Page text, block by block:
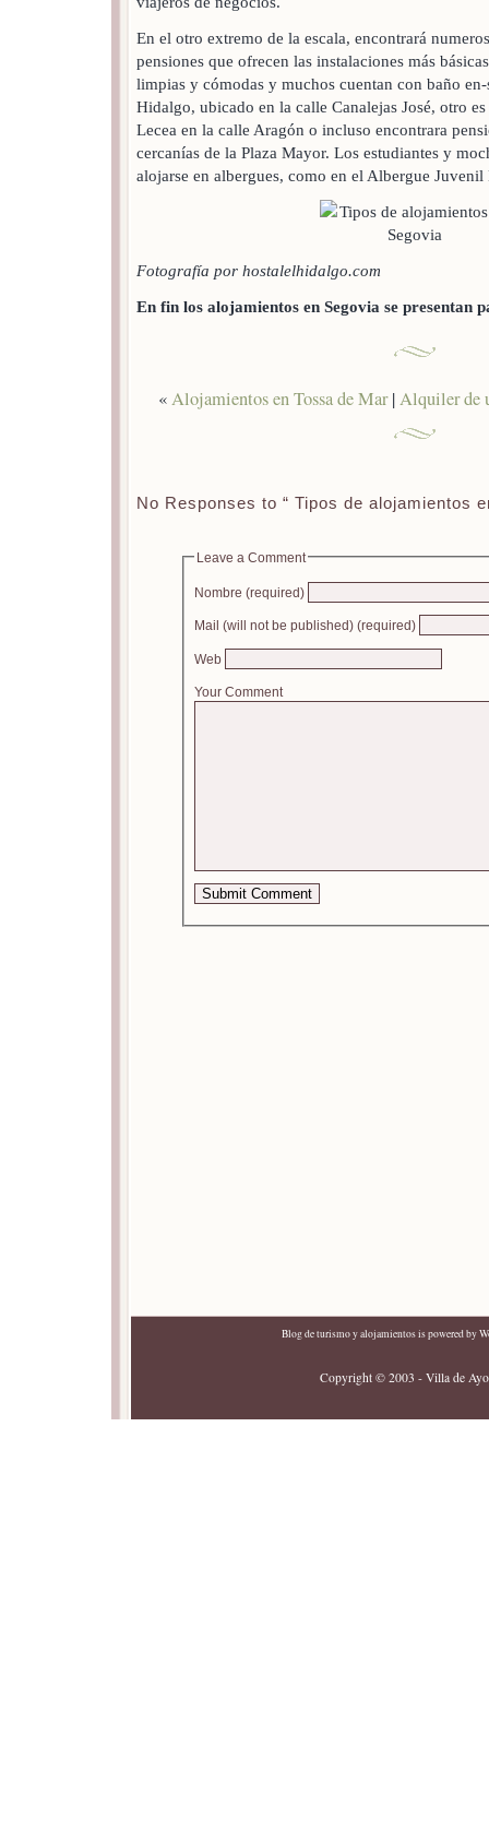
En el otro extremo de la escala, encontrará
pensiones que ofrecen las instalaciones más
limpias y cómodas y muchos cuentan con baño
Hidalgo, ubicado en la calle Canalejas José, otro
Lecea en la calle Aragón o incluso encontrara
cercanías de la Plaza Mayor. Los estudiantes y
alojarse en albergues, como en el Albergue
Fotografía por hostalelhidalgo.com
En fin los alojamientos en Segovia se presentan
«Alojamientos en Tossa de Mar|Alquiler de
No Responses to “ Tipos de alojamientos
Leave a Comment
Nombre (required)
Mail (will not be published) (required)
Web
Your Comment
Blog de turismo y alojamientosis powered by
Copyright © 2003 - Villa de